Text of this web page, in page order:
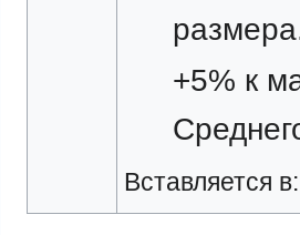
+5% к
Вставляется